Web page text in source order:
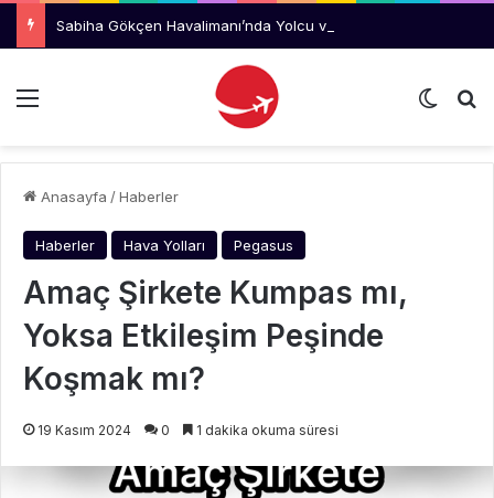
Sabiha Gökçen Havalimanı’nda Yolcu ve Uçuş Rekoru
Menü Dış
Anasayfa /Haberler
Haberler Hava Yolları Pegasus
Amaç Şirkete Kumpas mı,
Yoksa Etkileşim Peşinde
Koşmak mı?
19 Kasım 2024 0 1 dakika okuma süresi